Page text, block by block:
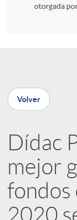
n
R
e
d
otorgada
Volver
Dídac
mejor
fondos
2020